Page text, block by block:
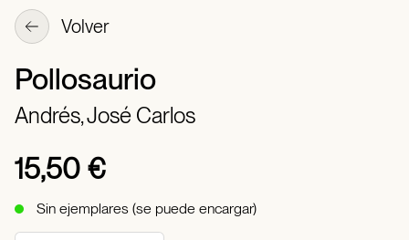
Volver
Pollosaurio
Andrés, José Carlos
15,50 €
Sin ejemplares (se puede encargar)